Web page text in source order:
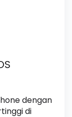
dengan
di